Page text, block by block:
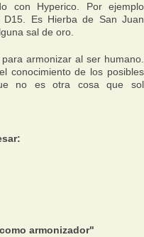
con Hyperico. Por ejemplo
D15. Es Hierba de San Juan
sal de oro.
armonizar al ser humano.
conocimiento de los posibles
no es otra cosa que sol
armonizador"